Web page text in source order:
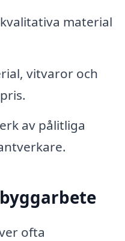
material
vitvaror och
av pålitliga
ofta